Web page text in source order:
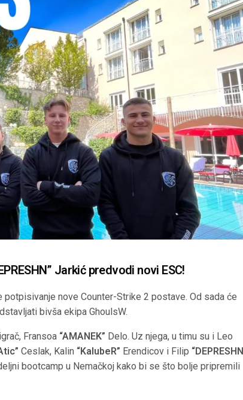
Jarkić predvodi novi ESC!
nove Counter-Strike 2 postave. Od sada će
bivša ekipa GhoulsW.
Fransoa “AMANEK” Delo. Uz njega, u timu su i Leo
Ceslak, Kalin “KalubeR⁠” Erendicov i Filip
bootcamp u Nemačkoj kako bi se što bolje pripremili